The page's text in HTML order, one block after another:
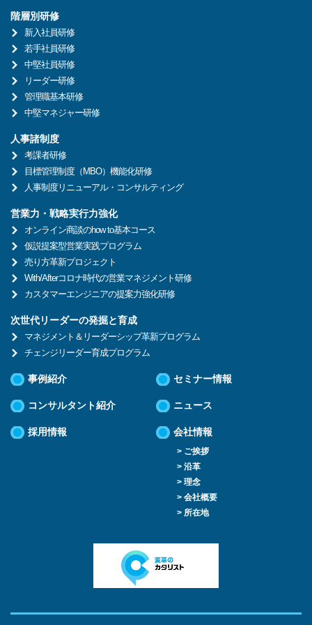
階層別研修
新入社員研修
若手社員研修
中堅社員研修
リーダー研修
管理職基本研修
中堅マネジャー研修
人事諸制度
考課者研修
目標管理制度（MBO）機能化研修
人事制度リニューアル・コンサルティング
営業力・戦略実行力強化
オンライン商談のhow to基本コース
仮説提案型営業実践プログラム
売り方革新プロジェクト
With/Afterコロナ時代の営業マネジメント研修
カスタマーエンジニアの提案力強化研修
次世代リーダーの発掘と育成
マネジメント＆リーダーシップ革新プログラム
チェンジリーダー育成プログラム
事例紹介 セミナー情報
コンサルタント紹介 ニュース
採用情報 会社情報
> ご挨拶
> 沿革
> 理念
> 会社概要
> 所在地